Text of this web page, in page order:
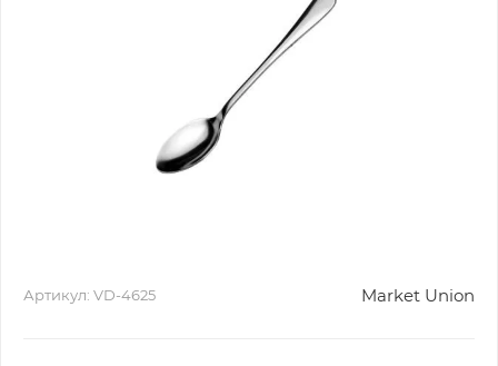
Артикул: VD-4625 Market Union